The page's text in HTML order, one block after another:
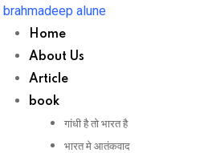
Skip
content
brahmadeep alune
Home
About Us
Article
book
गांधी है तो भारत है
भारत मे आतंकवाद